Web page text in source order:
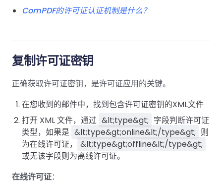
.NET
SDK
C++
SDK
PHP
SDK
Python
SDK
SDK
SDK
iOS SDK
React
Native
SDK
内容
PDF/UA
完整功能清单
AI
制
疗
持:
格。
Web 指
Java
指南
.NET 指
南
指南
Mac 指南
移动端
Android
指南
Flutter 指
南
iOS 指南
私有化部
署
ComPDF的许可证认证机制是什么？
复制许可证密钥
正确获取许可证密钥，是许可证应用的关键。
在您收到的邮件中，找到包含许可证密钥的XML文件
打开 XML 文件，通过 &lt;type&gt; 字段判断许可证
类型，如果是 &lt;type&gt;online&lt;/type&gt; 则
为在线许可证，
&lt;type&gt;offline&lt;/type&gt;
或无该字段则为离线许可证。
在线许可证：